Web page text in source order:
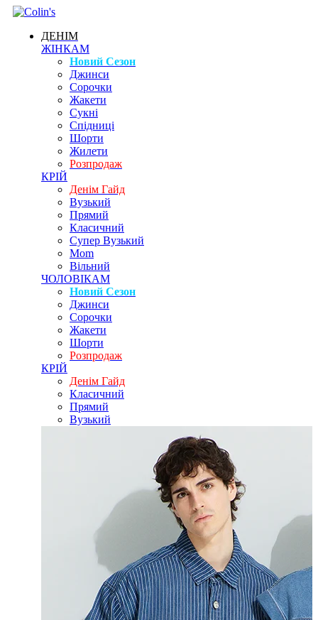
ДЕНІМ
ЖІНКАМ
Новий Сезон
Джинси
Сорочки
Жакети
Сукні
Спідниці
Шорти
Жилети
Розпродаж
КРІЙ
Денім Гайд
Вузький
Прямий
Класичний
Супер Вузький
Mom
Вільний
ЧОЛОВІКАМ
Новий Сезон
Джинси
Сорочки
Жакети
Шорти
Розпродаж
КРІЙ
Денім Гайд
Класичний
Прямий
Вузький